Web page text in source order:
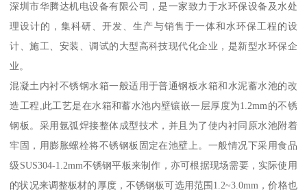
深圳市华腾达机电设备有限公司，是一家致力于水环保设备及水处
理设计的，集科研、开发、生产与销售于一体和水环保工程的设
计、施工、安装、调试的大型高科技现代化企业，是新型水环保企
业。
混凝土内衬不锈钢水箱一般适用于普通钢板水箱和水泥蓄水池的改
造工程,此工艺是在水箱和蓄水池内壁镶嵌一层厚度为1.2mm的不锈
钢板。采用氩弧焊接整体成型技术，并且为了使内衬同原水池附着
牢固，用膨胀螺栓将不锈钢板固定在池壁上。一般情况下采用食品
级SUS304-1.2mm不锈钢平板来制作，亦可根据现场需要，实际使用
的状况来调整板材的厚度，不锈钢板可选用范围1.2~3.0mm，价格也